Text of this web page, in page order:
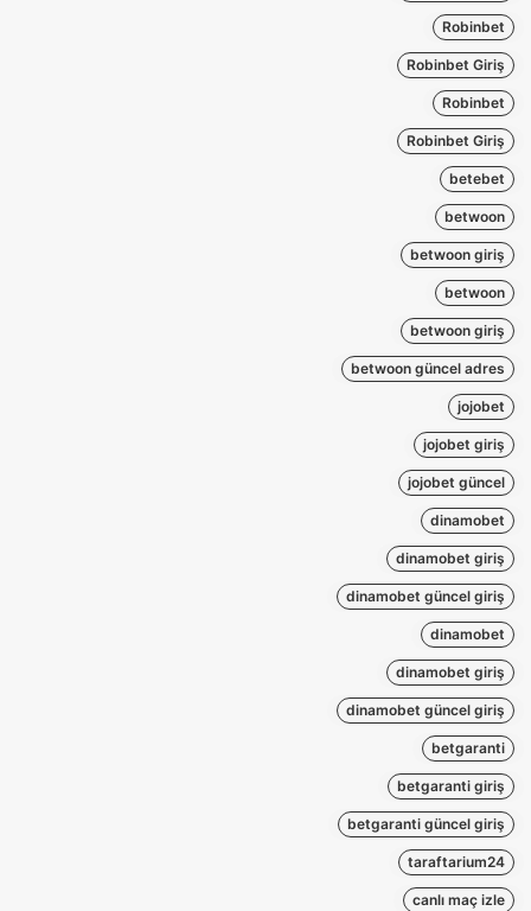
Robinbet
Robinbet Giriş
Robinbet
Robinbet Giriş
betebet
betwoon
betwoon giriş
betwoon
betwoon giriş
betwoon güncel adres
jojobet
jojobet giriş
jojobet güncel
dinamobet
dinamobet giriş
dinamobet güncel giriş
dinamobet
dinamobet giriş
dinamobet güncel giriş
betgaranti
betgaranti giriş
betgaranti güncel giriş
taraftarium24
canlı maç izle